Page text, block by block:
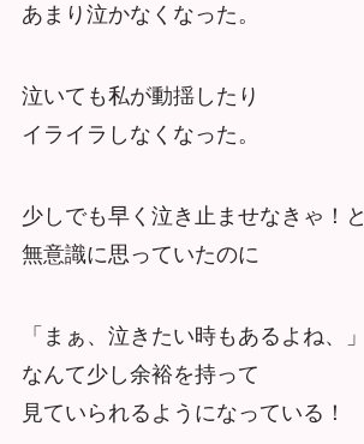
あまり泣かなくなった。
泣いても私が動揺したり
イライラしなくなった。
少しでも早く泣き止ませなきゃ！と
無意識に思っていたのに
「まぁ、泣きたい時もあるよね、」
なんて少し余裕を持って
見ていられるようになっている！